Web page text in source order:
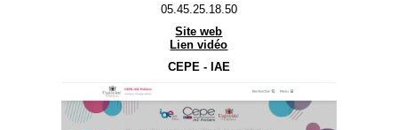
05.45.25.18.50
Site web
Lien vidéo
CEPE - IAE